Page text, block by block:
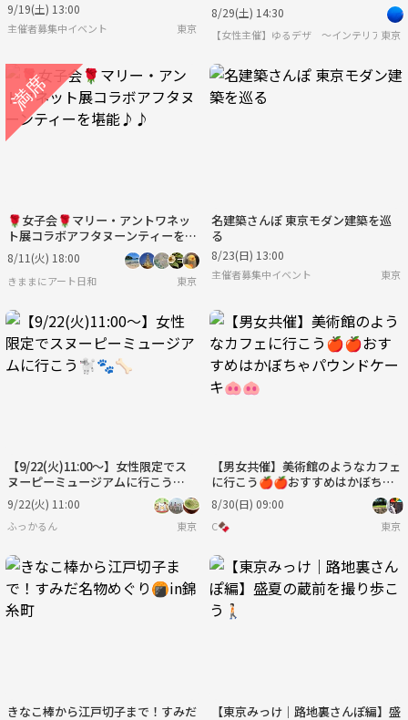
9/19(土) 13:00
主催者募集中イベント 東京
8/29(土) 14:30
【女性主催】ゆるデザ 〜インテリア・建
東京
🌹女子会🌹マリー・アントワネッ
ト展コラボアフタヌーンティーを堪
能♪♪
8/11(火) 18:00
きままにアート日和 東京
名建築さんぽ 東京モダン建築を巡
る
8/23(日) 13:00
主催者募集中イベント 東京
【9/22(火)11:00〜】女性限定でス
ヌーピーミュージアムに行こう🐩
🐾🦴
9/22(火) 11:00
ふっかるん 東京
【男女共催】美術館のようなカフェ
に行こう🍎🍎おすすめはかぼちゃ
パウンドケーキ🐽🐽
8/30(日) 09:00
C🍫 東京
きなこ棒から江戸切子まで！すみだ
【東京みっけ｜路地裏さんぽ編】盛